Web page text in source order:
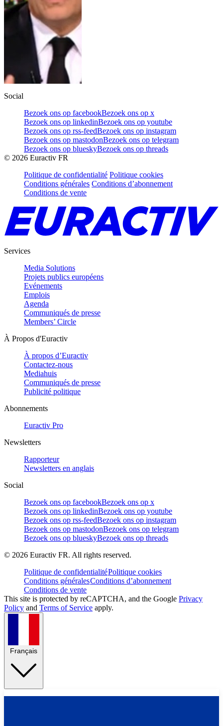
Social
Bezoek ons op facebookBezoek ons op x
Bezoek ons op linkedinBezoek ons op youtube
Bezoek ons op rss-feedBezoek ons op instagram
Bezoek ons op mastodonBezoek ons op telegram
Bezoek ons op blueskyBezoek ons op threads
© 2026 Euractiv FR
Politique de confidentialité Politique cookies
Conditions générales Conditions d’abonnement
Conditions de vente
Services
Media Solutions
Projets publics européens
Evénements
Emplois
Agenda
Communiqués de presse
Members’ Circle
À Propos d'Euractiv
À propos d’Euractiv
Contactez-nous
Mediahuis
Communiqués de presse
Publicité politique
Abonnements
Euractiv Pro
Newsletters
Rapporteur
Newsletters en anglais
Social
Bezoek ons op facebookBezoek ons op x
Bezoek ons op linkedinBezoek ons op youtube
Bezoek ons op rss-feedBezoek ons op instagram
Bezoek ons op mastodonBezoek ons op telegram
Bezoek ons op blueskyBezoek ons op threads
© 2026 Euractiv FR. All rights reserved.
Politique de confidentialitéPolitique cookies
Conditions généralesConditions d’abonnement
Conditions de vente
This site is protected by reCAPTCHA, and the Google Privacy
Policy and Terms of Service apply.
Français